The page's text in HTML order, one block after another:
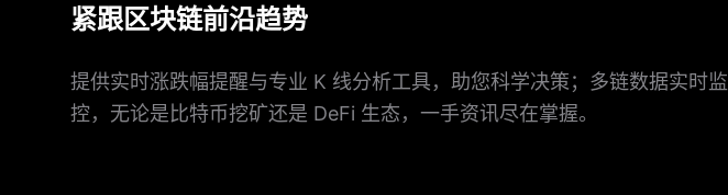
紧跟区块链前沿趋势
提供实时涨跌幅提醒与专业 K 线分析工具，助您科学决策；多链数据实时监
控，无论是比特币挖矿还是 DeFi 生态，一手资讯尽在掌握。